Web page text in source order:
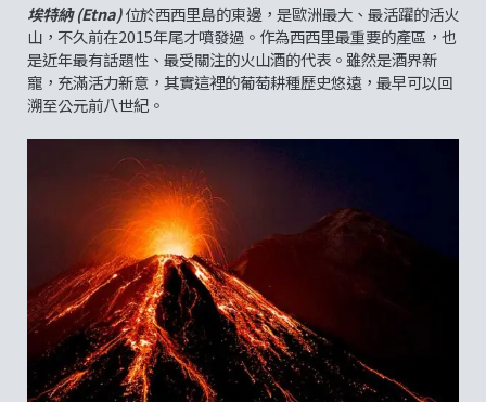
埃特納 (Etna)位於西西里島的東邊，是歐洲最大、最活躍的活火
山，不久前在2015年尾才噴發過。作為西西里最重要的產區，也
是近年最有話題性、最受關注的火山酒的代表。雖然是酒界新
寵，充滿活力新意，其實這裡的葡萄耕種歷史悠遠，最早可以回
溯至公元前八世紀。